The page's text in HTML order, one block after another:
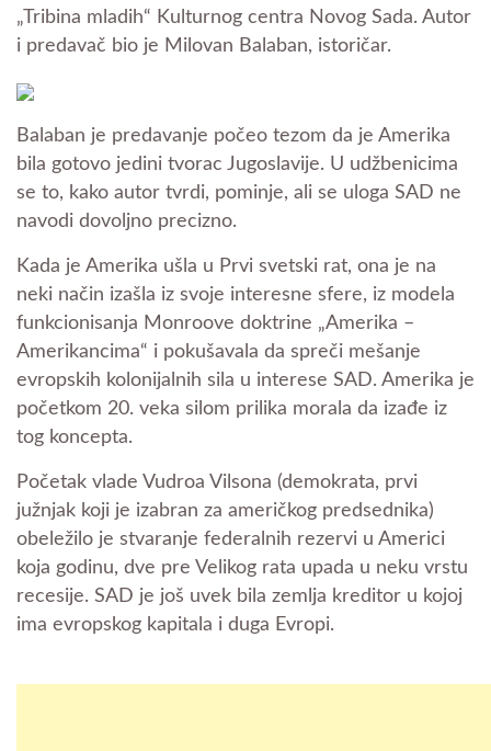
„Tribina mladih“ Kulturnog centra Novog Sada. Autor
i predavač bio je Milovan Balaban, istoričar.
Balaban je predavanje počeo tezom da je Amerika
bila gotovo jedini tvorac Jugoslavije. U udžbenicima
se to, kako autor tvrdi, pominje, ali se uloga SAD ne
navodi dovoljno precizno.
Kada je Amerika ušla u Prvi svetski rat, ona je na
neki način izašla iz svoje interesne sfere, iz modela
funkcionisanja Monroove doktrine „Amerika –
Amerikancima“ i pokušavala da spreči mešanje
evropskih kolonijalnih sila u interese SAD. Amerika je
početkom 20. veka silom prilika morala da izađe iz
tog koncepta.
Početak vlade Vudroa Vilsona (demokrata, prvi
južnjak koji je izabran za američkog predsednika)
obeležilo je stvaranje federalnih rezervi u Americi
koja godinu, dve pre Velikog rata upada u neku vrstu
recesije. SAD je još uvek bila zemlja kreditor u kojoj
ima evropskog kapitala i duga Evropi.